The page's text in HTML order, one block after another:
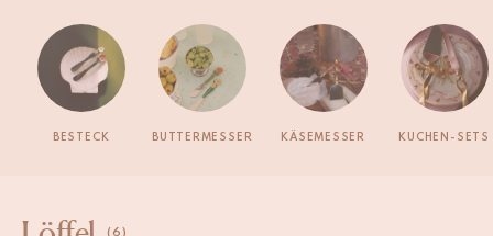
BESTECK BUTTERMESSER KÄSEMESSER KUCHEN-SETS
(6)